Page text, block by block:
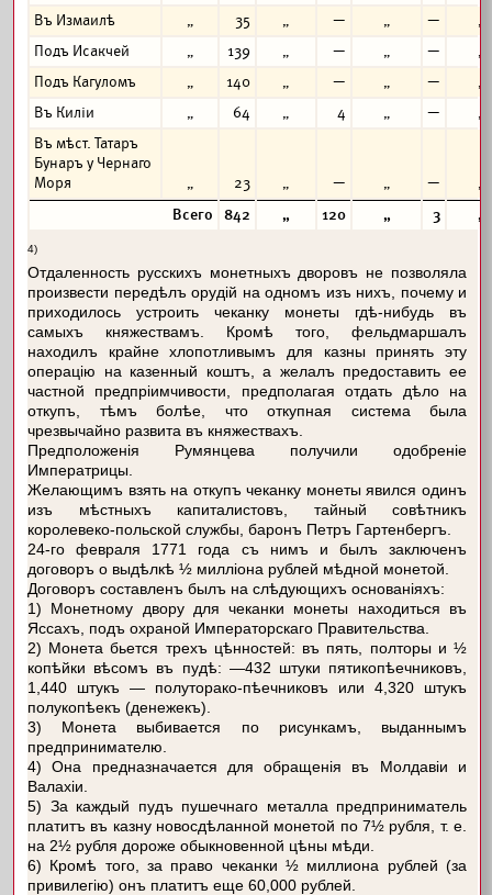
Въ Измаилѣ
„ 35 „ — „ —
„
Подъ Исакчей
„ 139 „ — „ —
„
Подъ Кагуломъ
„ 140 „ — „ —
„
Въ Киліи
„ 64 „ 4 „ —
„
Въ мѣст. Татаръ
Бунаръ у Чернаго
Моря
„ 23 „ — „ —
„
Всего
842 „ 120 „ 3 „
4)
Отдаленность русскихъ монетныхъ дворовъ не позволяла
произвести передѣлъ орудій на одномъ изъ нихъ, почему и
приходилось устроить чеканку монеты гдѣ-нибудь въ
самыхъ княжествамъ. Кромѣ того, фельдмаршалъ
находилъ крайне хлопотливымъ для казны принять эту
операцію на казенный коштъ, а желалъ предоставить ее
частной предпріимчивости, предполагая отдать дѣло на
откупъ, тѣмъ болѣе, что откупная система была
чрезвычайно развита въ княжествахъ.
Предположенія Румянцева получили одобреніе
Императрицы.
Желающимъ взять на откупъ чеканку монеты явился одинъ
изъ мѣстныхъ капиталистовъ, тайный совѣтникъ
королевеко-польской службы, баронъ Петръ Гартенбергъ.
24-го февраля 1771 года съ нимъ и былъ заключенъ
договоръ о выдѣлкѣ ½ милліона рублей мѣдной монетой.
Договоръ составленъ былъ на слѣдующихъ основаніяхъ:
1) Монетному двору для чеканки монеты находиться въ
Яссахъ, подъ охраной Императорскаго Правительства.
2) Монета бьется трехъ цѣнностей: въ пять, полторы и ½
копѣйки вѣсомъ въ пудѣ: —432 штуки пятикопѣечниковъ,
1,440 штукъ — полуторако-пѣечниковъ или 4,320 штукъ
полукопѣекъ (денежекъ).
3) Монета выбивается по рисункамъ, выданнымъ
предпринимателю.
4) Она предназначается для обращенія въ Молдавіи и
Валахіи.
5) За каждый пудъ пушечнаго металла предприниматель
платитъ въ казну новосдѣланной монетой по 7½ рубля, т. е.
на 2½ рубля дороже обыкновенной цѣны мѣди.
6) Кромѣ того, за право чеканки ½ миллиона рублей (за
привилегію) онъ платитъ еще 60,000 рублей.